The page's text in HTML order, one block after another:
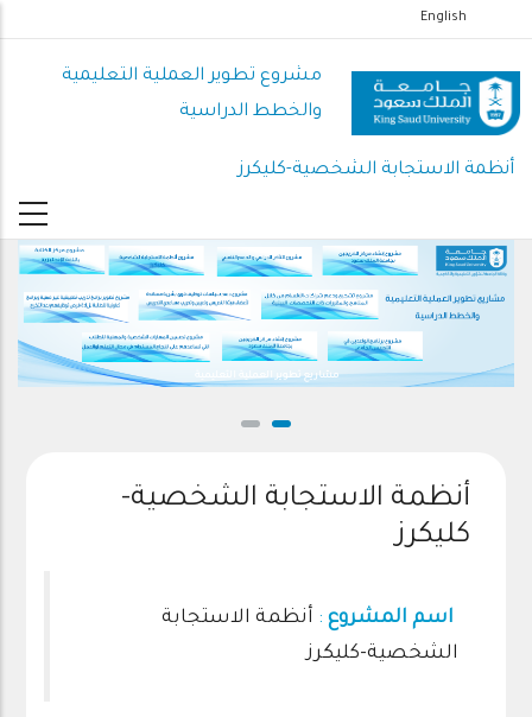
إلى
المحتوى
الرئيسي
English
مشروع تطوير العملية التعليمية
والخطط الدراسية
أنظمة الاستجابة الشخصية-كليكرز
مشاريع تطوير العملية التعليمية
أنظمة الاستجابة الشخصية-
كليكرز
اسم المشروع : أنظمة الاستجابة
الشخصية-كليكرز